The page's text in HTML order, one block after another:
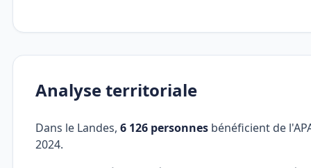
Analyse territoriale
Dans le Landes, 6 126 personnes bénéficient de
2024.